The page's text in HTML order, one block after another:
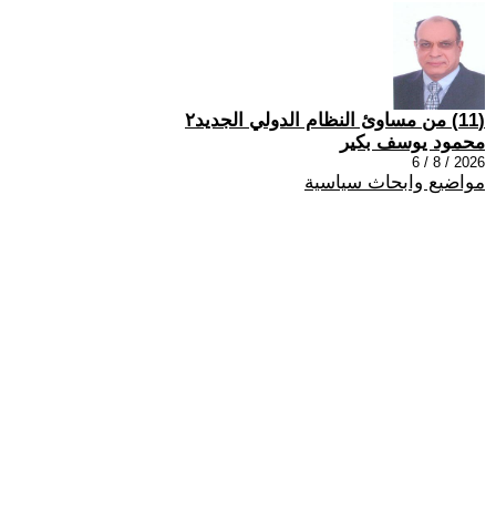
(11) من مساوئ النظام الدولي الجديد٢
محمود يوسف بكير
2026 / 8 / 6
مواضيع وابحاث سياسية